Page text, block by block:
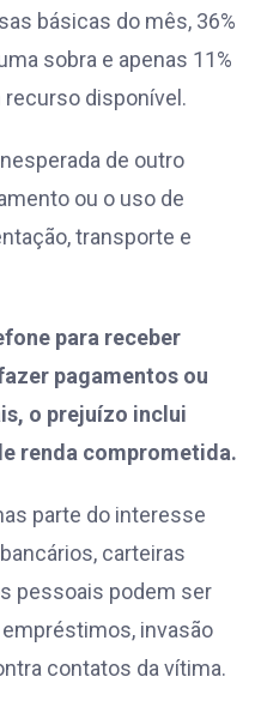
básicas do mês, 36%
sobra e apenas 11%
disponível.
de outro
ou o uso de
transporte e
para receber
pagamentos ou
o prejuízo inclui
renda comprometida.
parte do interesse
carteiras
pessoais podem ser
invasão
contatos da vítima.